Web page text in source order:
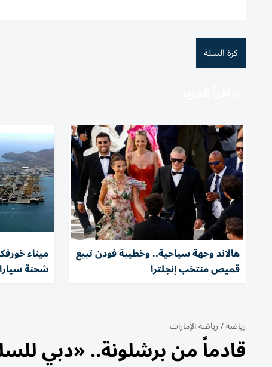
كرة السلة
هالاند وجهة سياحية.. وخطيبة فودن تبيع
قميص منتخب إنجلترا
ميناء
شحنة
رياضة/رياضة الإمارات
قادماً من برشلونة.. «دبي